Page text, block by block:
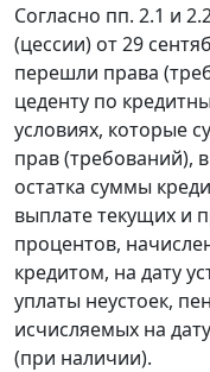
Согласно пп. 2.1 и
(цессии) от 29
перешли права
цеденту по
условиях, которые
прав (требований),
остатка суммы
выплате текущих и
процентов,
кредитом, на дату
уплаты неустоек,
исчисляемых на
(при наличии).